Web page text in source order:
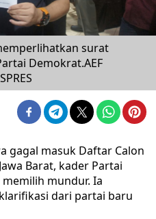
surat
Demokrat.AEF
gagal masuk Daftar Calon
Barat, kader Partai
mundur. Ia
dari partai baru